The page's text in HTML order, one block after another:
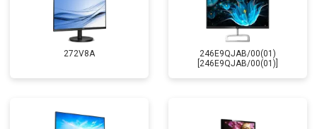
272V8A
246E9QJAB/00(01)
[246E9QJAB/00(01)]